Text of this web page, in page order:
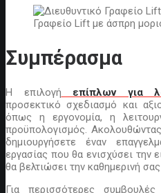
Γραφείο Lift με άσπρη
Συμπέρασμα
Η επιλογή επίπλων για
προσεκτικό σχεδιασμό και
όπως η εργονομία, η
προϋπολογισμός.
δημιουργήσετε έναν
εργασίας που θα ενισχύσει την
θα βελτιώσει την καθημερινή σας
Για περισσότερες